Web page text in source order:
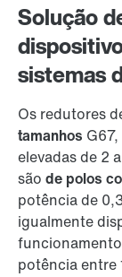
Solução
sistemas
Os redutores
tamanhos
elevadas de 2
são de polos
potência de
igualmente
potência entre